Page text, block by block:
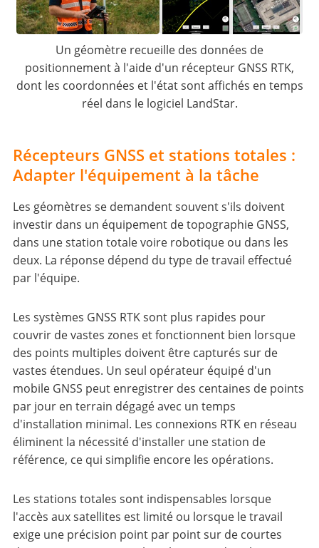
Un géomètre recueille des données de
positionnement à l'aide d'un récepteur GNSS RTK,
dont les coordonnées et l'état sont affichés en temps
réel dans le logiciel LandStar.
Récepteurs GNSS et stations totales :
Adapter l'équipement à la tâche
Les géomètres se demandent souvent s'ils doivent
investir dans un équipement de topographie GNSS,
dans une station totale voire robotique ou dans les
deux. La réponse dépend du type de travail effectué
par l'équipe.
Les systèmes GNSS RTK sont plus rapides pour
couvrir de vastes zones et fonctionnent bien lorsque
des points multiples doivent être capturés sur de
vastes étendues. Un seul opérateur équipé d'un
mobile GNSS peut enregistrer des centaines de points
par jour en terrain dégagé avec un temps
d'installation minimal. Les connexions RTK en réseau
éliminent la nécessité d'installer une station de
référence, ce qui simplifie encore les opérations.
Les stations totales sont indispensables lorsque
l'accès aux satellites est limité ou lorsque le travail
exige une précision point par point sur de courtes